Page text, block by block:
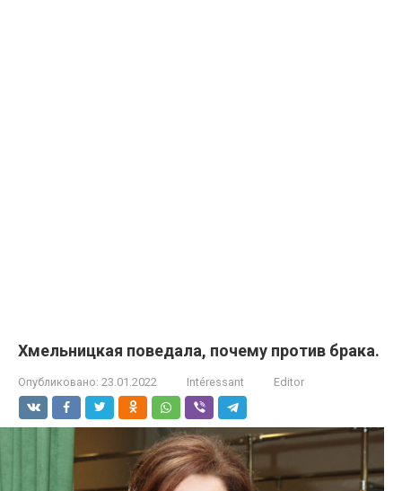
Хмельницкая поведала, почему против брака.
Опубликовано: 23.01.2022 Intéressant Editor